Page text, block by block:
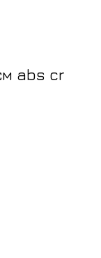
abs cr